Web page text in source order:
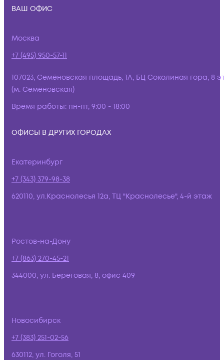
ВАШ ОФИС
Москва
+7 (495) 950-57-11
107023, Семёновская площадь, 1А, БЦ Соколиная гора, 8
(м. Семёновская)
Время работы: пн-пт, 9:00 - 18:00
ОФИСЫ В ДРУГИХ ГОРОДАХ
Екатеринбург
+7 (343) 379-98-38
620110, ул.Краснолесья 12а, ТЦ "Краснолесье", 4-й этаж
Ростов-на-Дону
+7 (863) 270-45-21
344000, ул. Береговая, 8, офис 409
Новосибирск
+7 (383) 251-02-56
630112, ул. Гоголя, 51